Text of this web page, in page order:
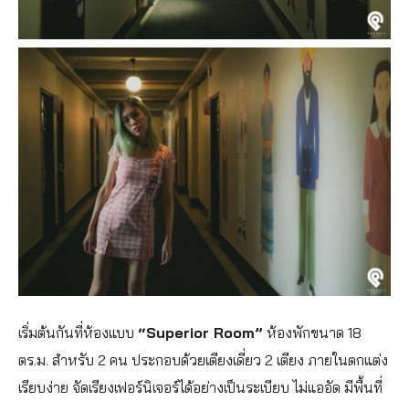
เริ่มต้นกันที่ห้องแบบ “Superior Room” ห้องพักขนาด 18
ตร.ม. สำหรับ 2 คน ประกอบด้วยเตียงเดี่ยว 2 เตียง ภายในตกแต่ง
เรียบง่าย จัดเรียงเฟอร์นิเจอร์ได้อย่างเป็นระเบียบ ไม่แออัด มีพื้นที่